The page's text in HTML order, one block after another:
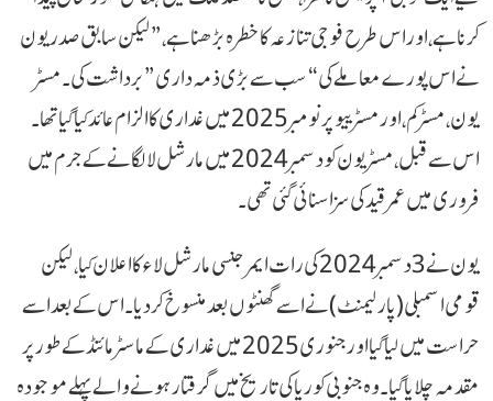
کرنا ہے، اور اس طرح فوجی تنازعہ کا خطرہ بڑھنا ہے،” لیکن سابق صدر یون
نے اس پورے معاملے کی “سب سے بڑی ذمہ داری” برداشت کی۔ مسٹر
یون، مسٹر کم، اور مسٹر ییو پر نومبر 2025 میں غداری کا الزام عائد کیا گیا تھا۔
اس سے قبل، مسٹر یون کو دسمبر 2024 میں مارشل لا لگانے کے جرم میں
فروری میں عمر قید کی سزا سنائی گئی تھی۔
یون نے 3 دسمبر 2024 کی رات ایمرجنسی مارشل لاء کا اعلان کیا، لیکن
قومی اسمبلی (پارلیمنٹ) نے اسے گھنٹوں بعد منسوخ کر دیا۔ اس کے بعد اسے
حراست میں لیا گیا اور جنوری 2025 میں غداری کے ماسٹر مائنڈ کے طور پر
مقدمہ چلایا گیا۔ وہ جنوبی کوریا کی تاریخ میں گرفتار ہونے والے پہلے موجودہ